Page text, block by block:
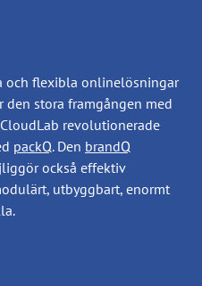
och flexibla onlinelösningar
stora framgången med
revolutionerade
packQ. Den brandQ
också effektiv
utbyggbart, enormt